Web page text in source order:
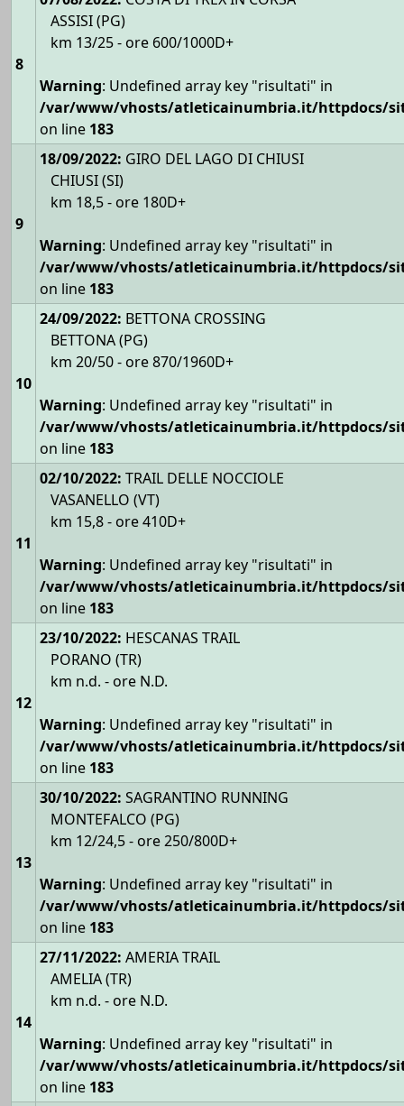
8
ASSISI (PG)
km 13/25 - ore 600/1000D+
Warning: Undefined array key "risultati" in
/var/www/vhosts/atleticainumbria.it/httpdocs/
on line 183
9
18/09/2022: GIRO DEL LAGO DI CHIUSI
CHIUSI (SI)
km 18,5 - ore 180D+
Warning: Undefined array key "risultati" in
/var/www/vhosts/atleticainumbria.it/httpdocs/
on line 183
10
24/09/2022: BETTONA CROSSING
BETTONA (PG)
km 20/50 - ore 870/1960D+
Warning: Undefined array key "risultati" in
/var/www/vhosts/atleticainumbria.it/httpdocs/
on line 183
11
02/10/2022: TRAIL DELLE NOCCIOLE
VASANELLO (VT)
km 15,8 - ore 410D+
Warning: Undefined array key "risultati" in
/var/www/vhosts/atleticainumbria.it/httpdocs/
on line 183
12
23/10/2022: HESCANAS TRAIL
PORANO (TR)
km n.d. - ore N.D.
Warning: Undefined array key "risultati" in
/var/www/vhosts/atleticainumbria.it/httpdocs/
on line 183
13
30/10/2022: SAGRANTINO RUNNING
MONTEFALCO (PG)
km 12/24,5 - ore 250/800D+
Warning: Undefined array key "risultati" in
/var/www/vhosts/atleticainumbria.it/httpdocs/
on line 183
14
27/11/2022: AMERIA TRAIL
AMELIA (TR)
km n.d. - ore N.D.
Warning: Undefined array key "risultati" in
/var/www/vhosts/atleticainumbria.it/httpdocs/
on line 183